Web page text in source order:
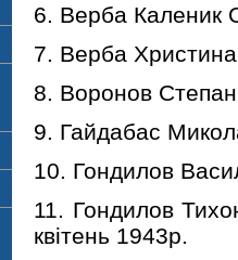
6. Верба Каленик
7. Верба
8. Воронов
9. Гайдабас
10. Гондилов
11. Гондилов
квітень 1943р.